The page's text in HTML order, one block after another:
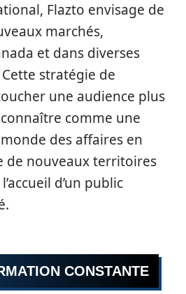
Flazto envisage de
marchés,
et dans diverses
stratégie de
une audience plus
comme une
des affaires en
de nouveaux territoires
d’un public
CONSTANTE